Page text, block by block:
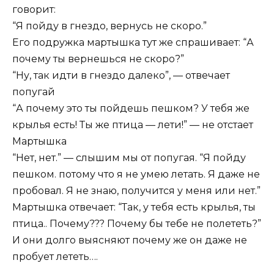
говорит:
“Я пойду в гнездо, вернусь не скоро.”
Его подружка мартышка тут же спрашивает: “А
почему ты вернешься не скоро?”
“Ну, так идти в гнездо далеко”, — отвечает
попугай
“А почему это ты пойдешь пешком? У тебя же
крылья есть! Ты же птица — лети!” — не отстает
Мартышка
“Нет, нет.” — слышим мы от попугая. “Я пойду
пешком. потому что я не умею летать. Я даже не
пробовал. Я не знаю, получится у меня или нет.”
Мартышка отвечает: “Так, у тебя есть крылья, ты
птица.. Почему??? Почему бы тебе не полететь?”
И они долго выясняют почему же он даже не
пробует лететь….